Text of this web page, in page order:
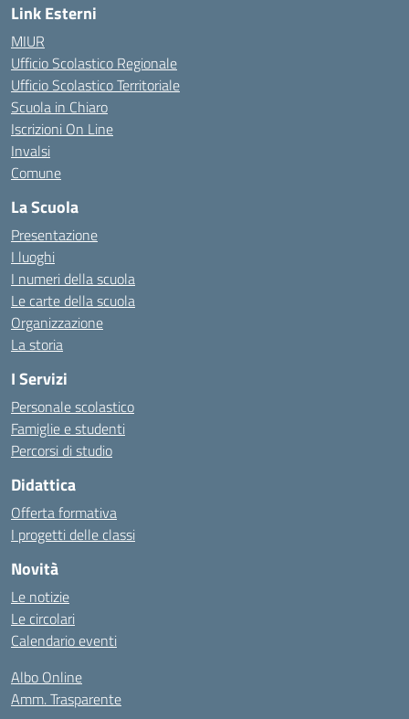
Link Esterni
MIUR
Ufficio Scolastico Regionale
Ufficio Scolastico Territoriale
Scuola in Chiaro
Iscrizioni On Line
Invalsi
Comune
La Scuola
Presentazione
I luoghi
I numeri della scuola
Le carte della scuola
Organizzazione
La storia
I Servizi
Personale scolastico
Famiglie e studenti
Percorsi di studio
Didattica
Offerta formativa
I progetti delle classi
Novità
Le notizie
Le circolari
Calendario eventi
Albo Online
Amm. Trasparente